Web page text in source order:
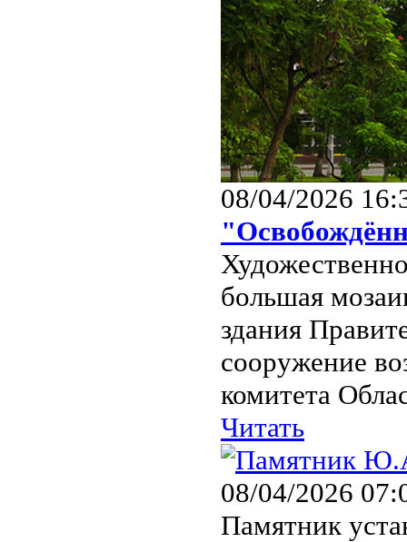
08/04/2026
большая
здания
сооружение
комитета
Читать
08/04/2026
Памятник